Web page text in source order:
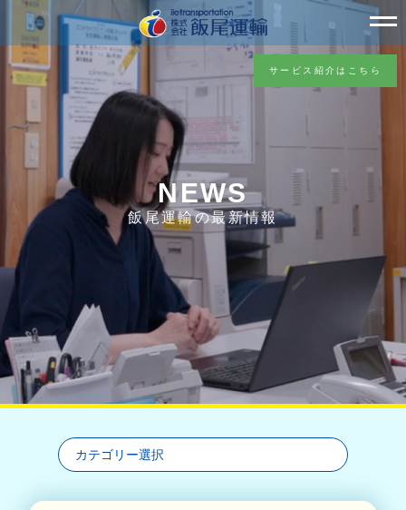
サービス紹介はこちら
NEWS
飯尾運輸の最新情報